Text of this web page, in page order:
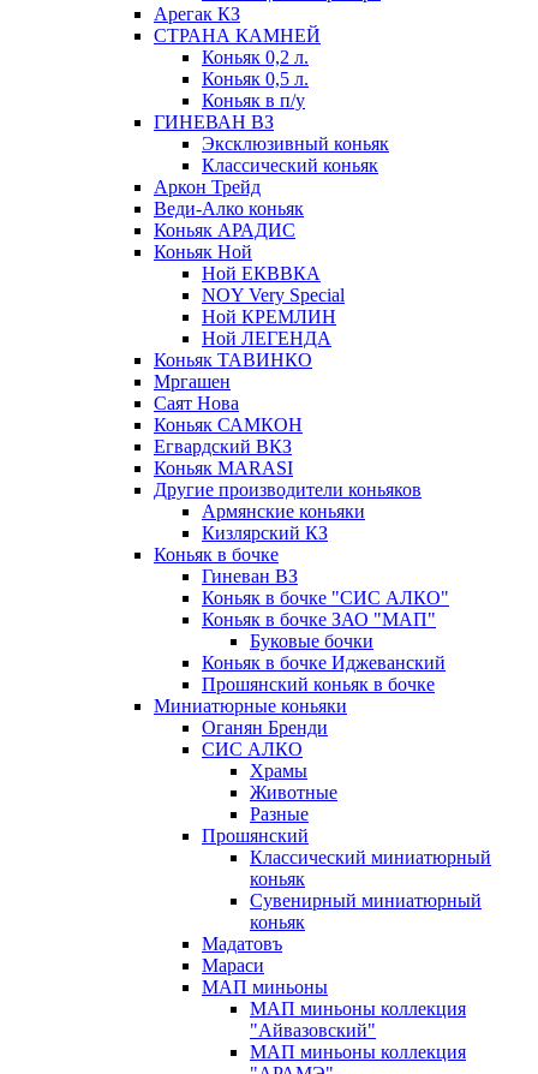
Арегак КЗ
СТРАНА КАМНЕЙ
Коньяк 0,2 л.
Коньяк 0,5 л.
Коньяк в п/у
ГИНЕВАН ВЗ
Эксклюзивный коньяк
Классический коньяк
Аркон Трейд
Веди-Алко коньяк
Коньяк АРАДИС
Коньяк Ной
Ной ЕКВВКА
NOY Very Special
Ной КРЕМЛИН
Ной ЛЕГЕНДА
Коньяк ТАВИНКО
Мргашен
Саят Нова
Коньяк САМКОН
Егвардский ВКЗ
Коньяк MARASI
Другие производители коньяков
Армянские коньяки
Кизлярский КЗ
Коньяк в бочке
Гиневан ВЗ
Коньяк в бочке "СИС АЛКО"
Коньяк в бочке ЗАО "МАП"
Буковые бочки
Коньяк в бочке Иджеванский
Прошянский коньяк в бочке
Миниатюрные коньяки
Оганян Бренди
СИС АЛКО
Храмы
Животные
Разные
Прошянский
Классический миниатюрный
коньяк
Сувенирный миниатюрный
коньяк
Мадатовъ
Мараси
МАП миньоны
МАП миньоны коллекция
"Айвазовский"
МАП миньоны коллекция